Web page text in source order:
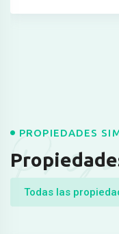
PROPIEDADES
Todas las